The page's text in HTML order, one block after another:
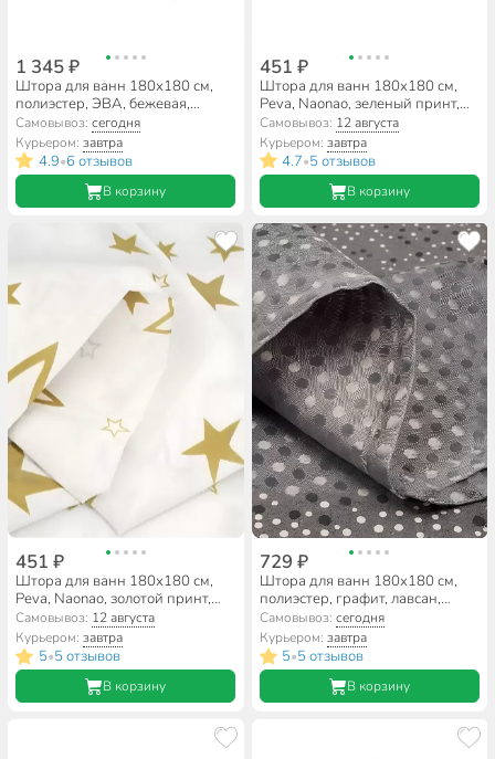
1 345 ₽
Штора для ванн 180х180 см,
полиэстер, ЭВА, бежевая,
A310018
Самовывоз:сегодня
Курьером:завтра
4.9•6 отзывов
В корзину
451 ₽
Штора для ванн 180х180 см,
Peva, Naonao, зеленый принт,
A310150
Самовывоз: 12 августа
Курьером: завтра
4.7•5 отзывов
В корзину
451 ₽
Штора для ванн 180х180 см,
Peva, Naonao, золотой принт,
A310135
Самовывоз: 12 августа
Курьером:завтра
5•5 отзывов
В корзину
729 ₽
Штора для ванн 180х180 см,
полиэстер, графит, лавсан,
A310124
Самовывоз: сегодня
Курьером: завтра
5•5 отзывов
В корзину